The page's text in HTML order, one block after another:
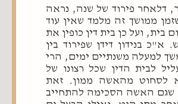
דלאחר פירוד של שנה, נראה
ממושך זה מלמד שאין עוד
בית, ועל כן בית דין כופין את
א"כ בנידון דידן שפירוד בין
למעלה משנתיים ימים, הרי
לבית הדין שכל רצונו של
לסחוט מהאשה ממון. זאת
שגם האשה הסכימה להתחייב